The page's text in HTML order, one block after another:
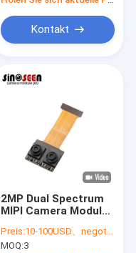
Kontakt
2MP Dual Spectrum
MIPI Camera Module
Filters for Enhanced
Vision and Accurate
Preis:10-100USD、negotiable
MOQ:3